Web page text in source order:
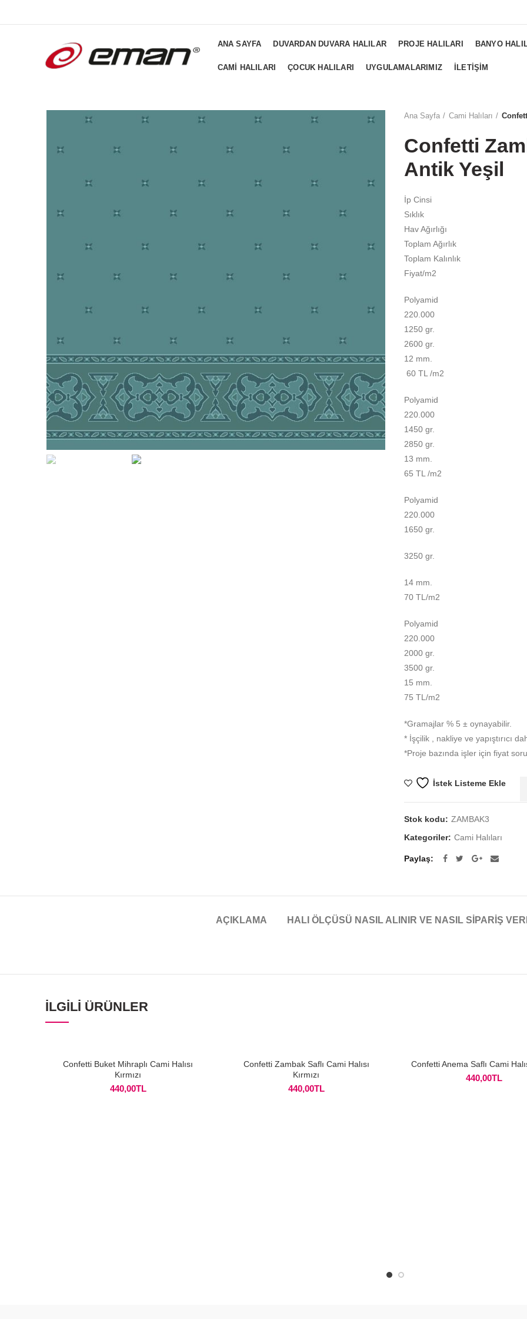
ANA SAYFA DUVARDAN DUVARA HALILAR PROJE HALILARI BANYO
CAMI HALILARI ÇOCUK HALILARI UYGULAMALARIMIZ İLETIŞIM
Büyütmek için tıklayın
Ana Sayfa Cami Halıları
Confetti
Antik Yeşil
İp Cinsi
Sıklık
Hav Ağırlığı
Toplam Ağırlık
Toplam Kalınlık
Fiyat/m2
Polyamid
220.000
1250 gr.
2600 gr.
12 mm.
60 TL /m2
Polyamid
220.000
1450 gr.
2850 gr.
13 mm.
65 TL /m2
Polyamid
220.000
1650 gr.
3250 gr.
14 mm.
70 TL/m2
Polyamid
220.000
2000 gr.
3500 gr.
15 mm.
75 TL/m2
*Gramajlar % 5 ± oynayabilir.
* İşçilik , nakliye ve yapıştırıcı
*Proje bazında işler için fiyat
İstek Listeme Ekle
Stok kodu: ZAMBAK3
Kategoriler: Cami Halıları
Paylaş
AÇIKLAMA HALI ÖLÇÜSÜ NASIL ALINIR VE NASIL SIPARIŞ
İLGILI ÜRÜNLER
Confetti Buket Mihraplı Cami Halısı
Kırmızı
440,00TL
Confetti Zambak Saflı Cami Halısı
Kırmızı
440,00TL
Confetti Anema Saflı Cami
440,00TL